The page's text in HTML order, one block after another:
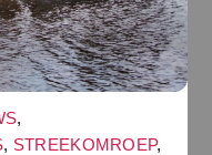
,
, STREEKOMROEP,